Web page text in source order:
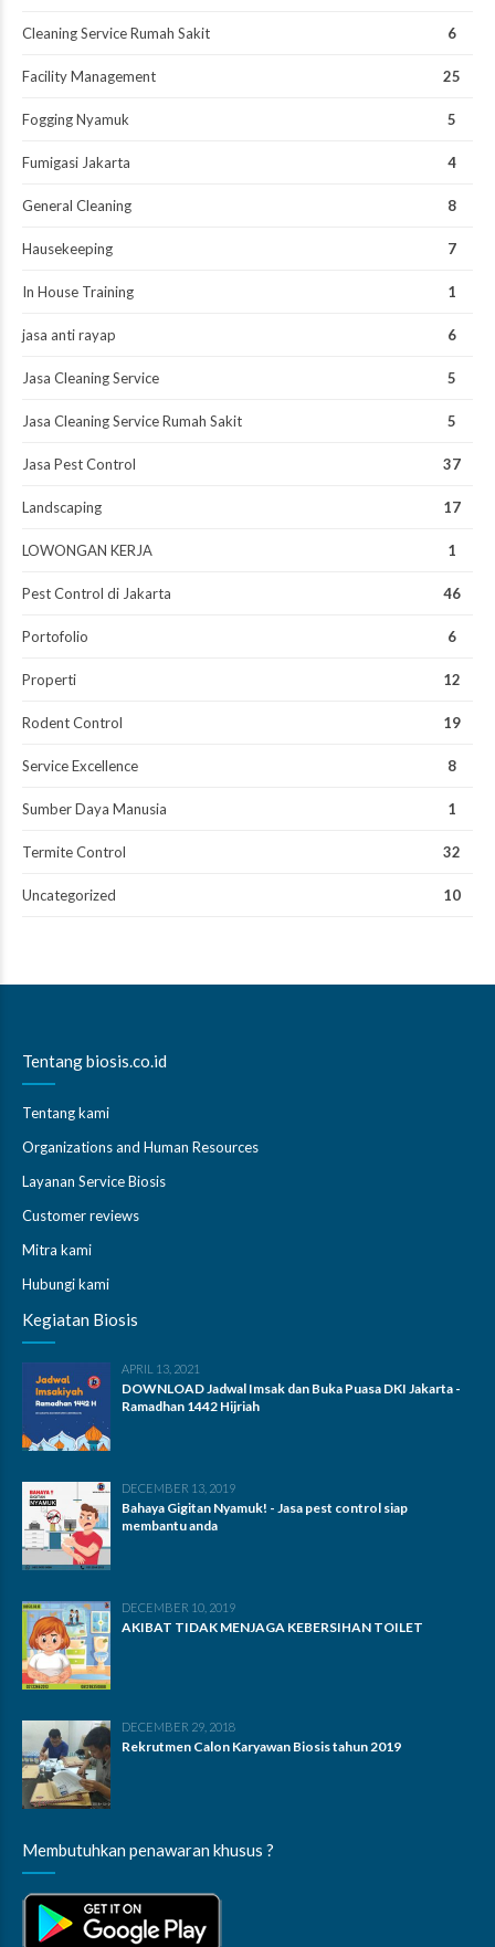
Cleaning Service Rumah Sakit 6
Facility Management 25
Fogging Nyamuk 5
Fumigasi Jakarta 4
General Cleaning 8
Hausekeeping 7
In House Training 1
jasa anti rayap 6
Jasa Cleaning Service 5
Jasa Cleaning Service Rumah Sakit 5
Jasa Pest Control 37
Landscaping 17
LOWONGAN KERJA 1
Pest Control di Jakarta 46
Portofolio 6
Properti 12
Rodent Control 19
Service Excellence 8
Sumber Daya Manusia 1
Termite Control 32
Uncategorized 10
Tentang biosis.co.id
Tentang kami
Organizations and Human Resources
Layanan Service Biosis
Customer reviews
Mitra kami
Hubungi kami
Kegiatan Biosis
APRIL 13, 2021
DOWNLOAD Jadwal Imsak dan Buka Puasa DKI Jakarta -
Ramadhan 1442 Hijriah
DECEMBER 13, 2019
Bahaya Gigitan Nyamuk! - Jasa pest control siap
membantu anda
DECEMBER 10, 2019
AKIBAT TIDAK MENJAGA KEBERSIHAN TOILET
DECEMBER 29, 2018
Rekrutmen Calon Karyawan Biosis tahun 2019
Membutuhkan penawaran khusus ?